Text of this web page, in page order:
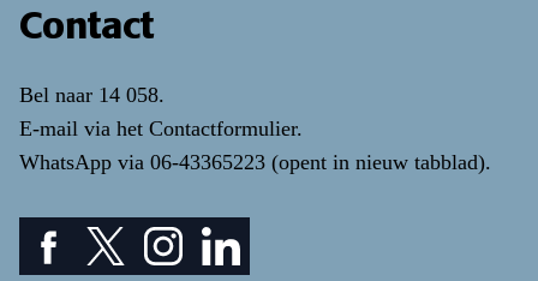
Contact
Bel naar 14 058.
E-mail via het Contactformulier.
WhatsApp via 06-43365223 (opent in nieuw tabblad).